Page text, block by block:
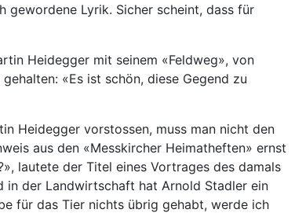
gewordene Lyrik. Sicher scheint, dass für
Heidegger mit seinem «Feldweg», von
«Es ist schön, diese Gegend zu
Heidegger vorstossen, muss man nicht den
aus den «Messkircher Heimatheften» ernst
lautete der Titel eines Vortrages des damals
in der Landwirtschaft hat Arnold Stadler ein
für das Tier nichts übrig gehabt, werde ich